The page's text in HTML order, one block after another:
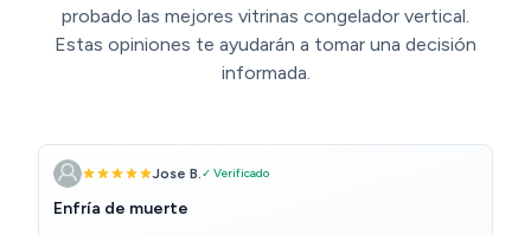
probado las mejores vitrinas congelador vertical.
Estas opiniones te ayudarán a tomar una decisión
informada.
Jose B. ✓ Verificado
Enfría de muerte